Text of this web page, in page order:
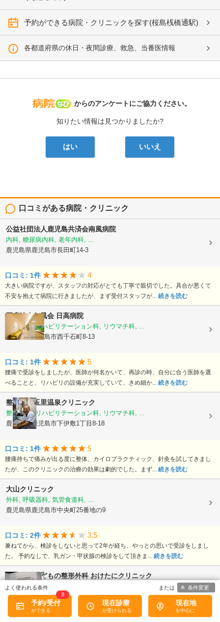
予約ができる病院・クリニックを探す(桜島桟橋通駅)
各都道府県の休日・夜間診療、救急、当番医情報
病院なび
からのアンケートにご協力ください。
知りたい情報は見つかりましたか?
はい いいえ
口コミがある病院・クリニック
公益社団法人鹿児島共済会南風病院
内科, 糖尿病内科, 老年内科, ...
鹿児島県鹿児島市長田町14-3
口コミ: 1件 4
大きい病院ですが、スタッフの対応がとても丁寧で親切でした。具合が悪くて
不安を抱えて病院に行きましたが、まず受付スタッフが... 続きを読む
医療法人仁風会 日高病院
整形外科, リハビリテーション科, リウマチ科, ...
鹿児島県鹿児島市西千石町8-13
口コミ: 1件 5
腰痛で受診をしましたが、医師が何名かいて、再診の時、自分に合う医師を選
べることと、リハビリの設備が充実していて、きめ細か... 続きを読む
整形外科玉里温泉クリニック
整形外科, リハビリテーション科, リウマチ科, ...
鹿児島県鹿児島市下伊敷1丁目8-18
口コミ: 1件 5
腰痛持ちで痛みが出る度に整体、カイロプラクティック、針灸を試してきまし
たが、このクリニックの治療の効果は劇的でした。まず... 続きを読む
大山クリニック
外科, 呼吸器科, 気管食道科, ...
鹿児島県鹿児島市中央町25番地の9
口コミ: 2件 3.5
兼ねてから、検診をしないと思って2年が経ち、やっとの思いで受診をしまし
た。 予約なしで、乳ガン・甲状腺の検診をして頂きま... 続きを読む
おとなとこどもの整形外科 おけたにクリニック
整形外科, 小児整形外科, リハビリテーション科
鹿児島県鹿児島市鴨池1丁目31-6
DELPHI鴨池1 1階
予約/受付
8
現在診療 現在地
条件変更